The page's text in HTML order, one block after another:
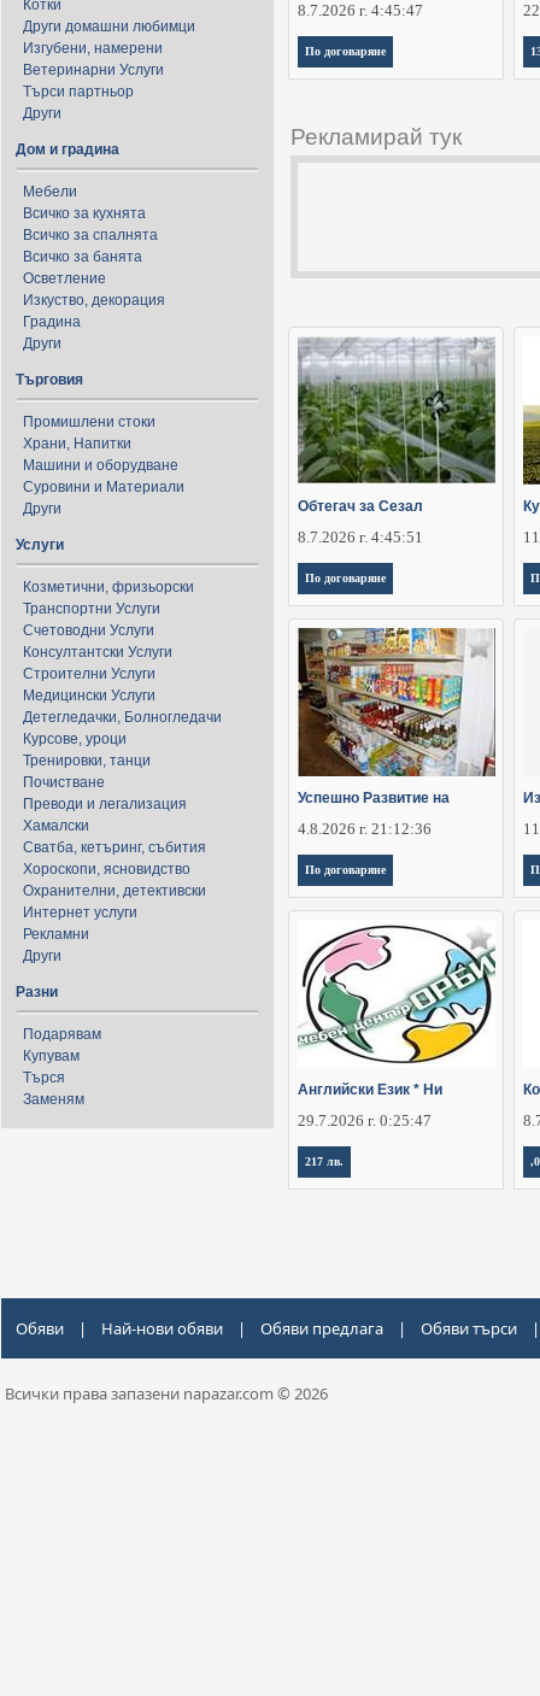
Котки
Други домашни любимци
Изгубени, намерени
Ветеринарни Услуги
Търси партньор
Други
Дом и градина
Мебели
Всичко за кухнята
Всичко за спалнята
Всичко за банята
Осветление
Изкуство, декорация
Градина
Други
Търговия
Промишлени стоки
Храни, Напитки
Машини и оборудване
Суровини и Материали
Други
Услуги
Козметични, фризьорски
Транспортни Услуги
Счетоводни Услуги
Консултантски Услуги
Строителни Услуги
Медицински Услуги
Детегледачки, Болногледачи
Курсове, уроци
Тренировки, танци
Почистване
Преводи и легализация
Хамалски
Сватба, кетъринг, събития
Хороскопи, ясновидство
Охранителни, детективски
Интернет услуги
Рекламни
Други
Разни
Подарявам
Купувам
Търся
Заменям
8.7.2026 г. 4:45:47
По договаряне
Рекламирай тук
Обтегач за Сезал
8.7.2026 г. 4:45:51
По договаряне
Успешно Развитие на
4.8.2026 г. 21:12:36
По договаряне
Английски Език * Ни
29.7.2026 г. 0:25:47
217 лв.
Обяви | Най-нови обяви | Обяви предлага | Обяви търси |
Всички права запазени napazar.com © 2026